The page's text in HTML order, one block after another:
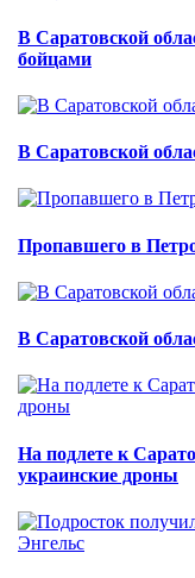
В Саратовской
бойцами
В Саратовской
Пропавшего в
В Саратовской
На подлете к
украинские дроны